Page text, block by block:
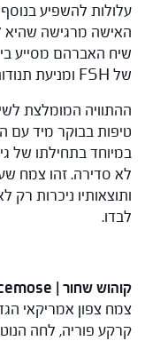
עלולות להשפיע
האישה מרגישה
שיח האברהם מסייע
של FSH ומניעת תנודות הורמונליות קיצוניות.
טיפות בבוקר מיד עם
במיוחד בתחילתו של
לא סדירה. זהו צמח
ותוצאותיו ניכרות
לבדו.
קוהוש שחור | Cimicifuga racemose
צמח צפון אמריקאי
קרקע פוריה, לחה